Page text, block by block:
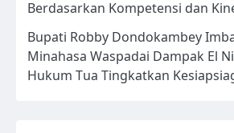
Berdasarkan Kompetensi dan
Bupati Robby Dondokambey
Minahasa Waspadai Dampak El
Hukum Tua Tingkatkan